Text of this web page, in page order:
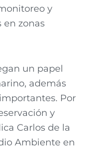
y
zonas
un papel
además
Por
y
Carlos de la
Ambiente en